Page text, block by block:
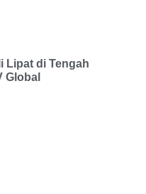
Lipat di Tengah
Global